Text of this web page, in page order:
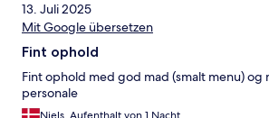
13. Juli 2025
Mit Google übersetzen
Fint ophold
Fint ophold med god mad (smalt menu)
personale